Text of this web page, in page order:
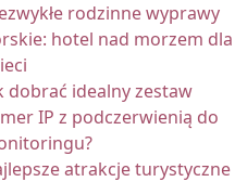
rodzinne wyprawy
hotel nad morzem dla
dobrać idealny zestaw
IP z podczerwienią do
atrakcje turystyczne